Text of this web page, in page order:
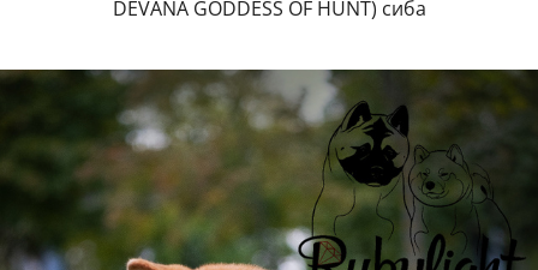
DEVANA GODDESS OF HUNT) сиба